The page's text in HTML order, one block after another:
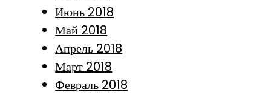
Июнь 2018
Май 2018
Апрель 2018
Март 2018
Февраль 2018